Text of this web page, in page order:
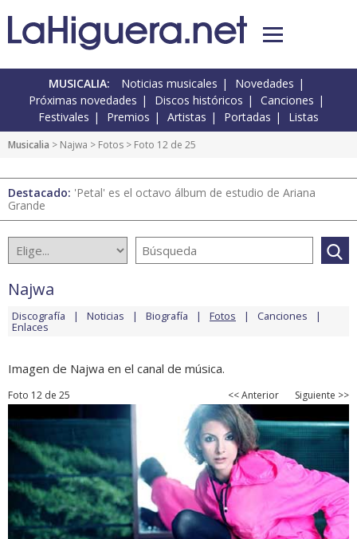
MUSICALIA: Noticias musicales
Novedades
Próximas novedades
Discos históricos
Canciones
Festivales
Premios Artistas Portadas Listas
Musicalia > Najwa > Fotos > Foto 12 de 25
Destacado: 'Petal' es el octavo álbum de estudio de Ariana
Grande
Najwa
Discografía Noticias Biografía Fotos Canciones
Enlaces
Imagen de Najwa en el canal de música.
Foto 12 de 25 << Anterior Siguiente >>